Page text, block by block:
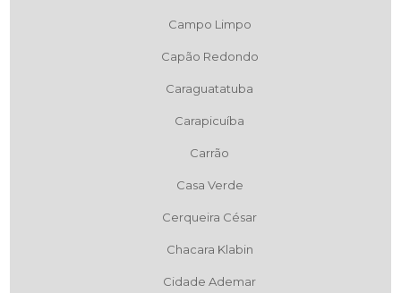
Campo Limpo
Capão Redondo
Caraguatatuba
Carapicuíba
Carrão
Casa Verde
Cerqueira César
Chacara Klabin
Cidade Ademar